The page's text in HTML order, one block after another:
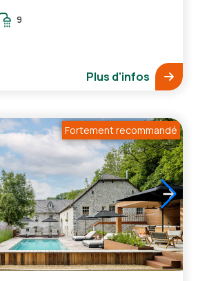
9
Plus d'infos
1/5
Fortement recommandé